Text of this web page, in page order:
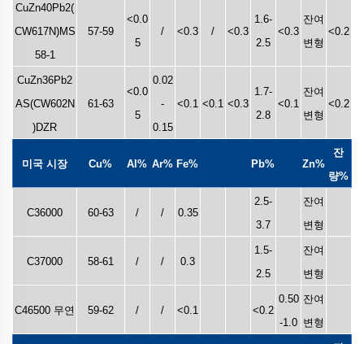
CuZn40Pb2(
CW617N)MS
58-1
57-59
<0.0
5
/ <0.3 / <0.3
1.6-
2.5
<0.3
잔여
변형
<0.2
CuZn36Pb2
AS(CW602N
)DZR
61-63
<0.0
5
0.02
-
0.15
<0.1 <0.1 <0.3
1.7-
2.8
<0.1
잔여
변형
<0.2
미국 시장 Cu% Al% Ar% Fe% Pb% Zn%
잔
량%
C36000 60-63 / / 0.35
2.5-
3.7
잔여
변형
C37000 58-61 / / 0.3
1.5-
2.5
잔여
변형
C46500 무연 59-62 / / <0.1 <0.2
0.50
-1.0
잔여
변형